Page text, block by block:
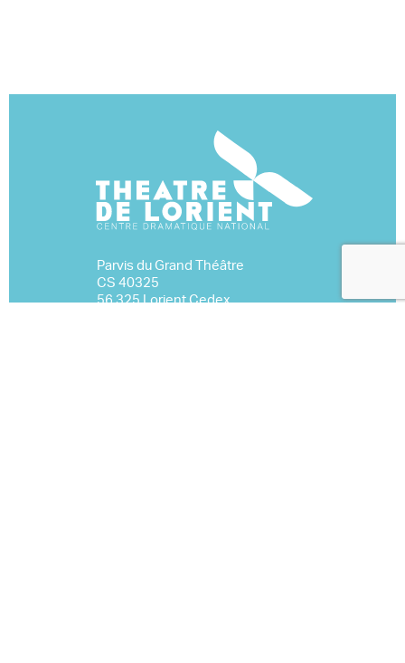
Parvis du Grand Théâtre
CS 40325
56 325 Lorient Cedex